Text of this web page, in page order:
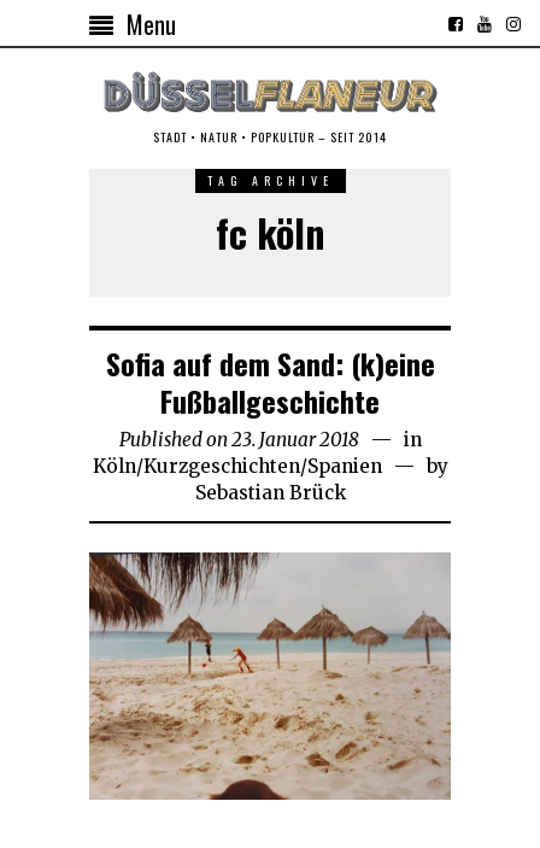
Menu
STADT • NATUR • POPKULTUR – SEIT 2014
TAG ARCHIVE
fc köln
Sofia auf dem Sand: (k)eine
Fußballgeschichte
Published on23. Januar 201830.
August
in
Köln/Kurzgeschichten/Spanien
by
Sebastian Brück